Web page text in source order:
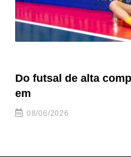
Do futsal de alta
em
08/06/2026